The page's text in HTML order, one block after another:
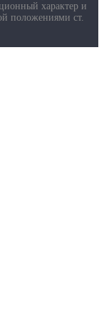
характер и
положениями ст.